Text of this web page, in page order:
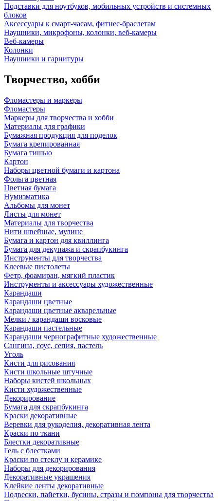
Подставки для ноутбуков, мобильных устройств и системных
блоков
Аксессуары к смарт-часам, фитнес-браслетам
Наушники, микрофоны, колонки, веб-камеры
Веб-камеры
Колонки
Наушники и гарнитуры
Творчество, хобби
Фломастеры и маркеры
Фломастеры
Маркеры для творчества и хобби
Материалы для графики
Бумажная продукция для поделок
Бумага крепированная
Бумага тишью
Картон
Наборы цветной бумаги и картона
Фольга цветная
Цветная бумага
Нумизматика
Альбомы для монет
Листы для монет
Материалы для творчества
Нити швейные, мулине
Бумага и картон для квиллинга
Бумага для декупажа и скрапбукинга
Инструменты для творчества
Клеевые пистолеты
Фетр, фоамиран, мягкий пластик
Инструменты и аксессуары художественные
Карандаши
Карандаши цветные
Карандаши цветные акварельные
Мелки / карандаши восковые
Карандаши пастельные
Карандаши чернографитные художественные
Сангина, соус, сепия, пастель
Уголь
Кисти для рисования
Кисти школьные штучные
Наборы кистей школьных
Кисти художественные
Декорирование
Бумага для скрапбукинга
Краски декоративные
Веревки для рукоделия, декоративная лента
Краски по ткани
Блестки декоративные
Гель с блестками
Краски по стеклу и керамике
Наборы для декорирования
Декоративные украшения
Клейкие ленты декоративные
Подвески, пайетки, бусины, стразы и помпоны для творчества